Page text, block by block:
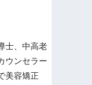
士、中高老
ウンセラー
美容矯正